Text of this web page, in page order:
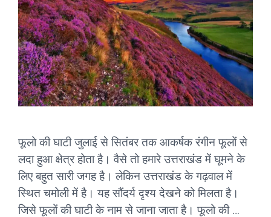
फूलो की घाटी जुलाई से सितंबर तक आकर्षक रंगीन फूलों से
लदा हुआ क्षेत्र होता है। वैसे तो हमारे उत्तराखंड में घूमने के
लिए बहुत सारी जगह है। लेकिन उत्तराखंड के गढ़वाल में
स्थित चमोली में है। यह सौंदर्य दृश्य देखने को मिलता है।
जिसे फूलों की घाटी के नाम से जाना जाता है। फूलो की …